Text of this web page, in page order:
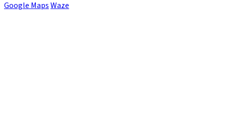
Google MapsWaze